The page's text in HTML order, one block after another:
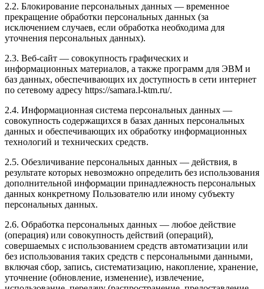
2.2. Блокирование персональных данных — временное
прекращение обработки персональных данных (за
исключением случаев, если обработка необходима для
уточнения персональных данных).
2.3. Веб-сайт — совокупность графических и
информационных материалов, а также программ для ЭВМ и
баз данных, обеспечивающих их доступность в сети интернет
по сетевому адресу https://samara.l-ktm.ru/.
2.4. Информационная система персональных данных —
совокупность содержащихся в базах данных персональных
данных и обеспечивающих их обработку информационных
технологий и технических средств.
2.5. Обезличивание персональных данных — действия, в
результате которых невозможно определить без использования
дополнительной информации принадлежность персональных
данных конкретному Пользователю или иному субъекту
персональных данных.
2.6. Обработка персональных данных — любое действие
(операция) или совокупность действий (операций),
совершаемых с использованием средств автоматизации или
без использования таких средств с персональными данными,
включая сбор, запись, систематизацию, накопление, хранение,
уточнение (обновление, изменение), извлечение,